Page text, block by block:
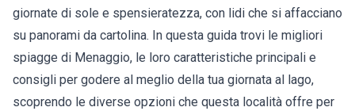
giornate di sole e spensieratezza, con lidi che si affacciano
su panorami da cartolina. In questa guida trovi le migliori
spiagge di Menaggio, le loro caratteristiche principali e
consigli per godere al meglio della tua giornata al lago,
scoprendo le diverse opzioni che questa località offre per